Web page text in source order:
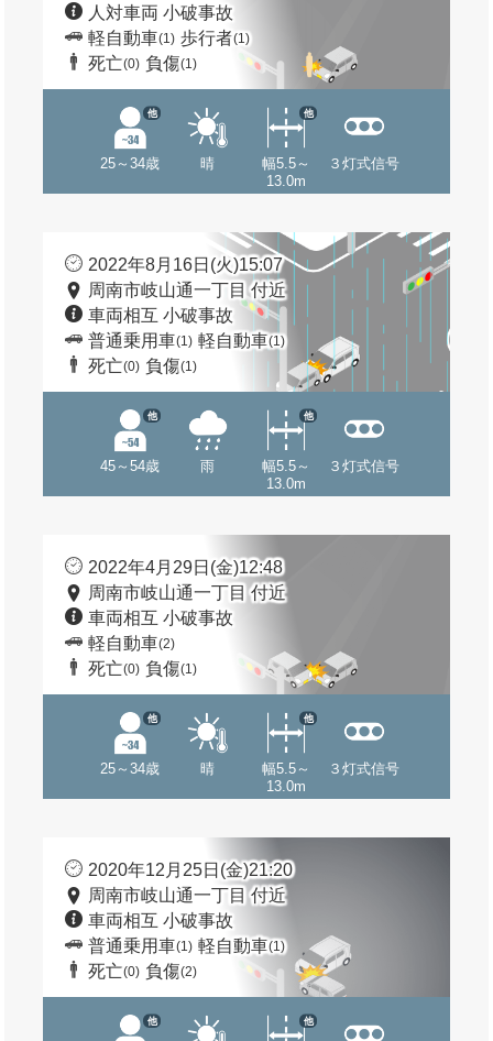
人対車両 小破事故
軽自動車(1) 歩行者(1)
死亡(0) 負傷(1)
25～34歳
他
晴
幅5.5～
13.0m
他
３灯式信号
2022年8月16日(火)15:07
周南市岐山通一丁目 付近
車両相互 小破事故
普通乗用車(1) 軽自動車(1)
死亡(0) 負傷(1)
45～54歳
他
雨
幅5.5～
13.0m
他
３灯式信号
2022年4月29日(金)12:48
周南市岐山通一丁目 付近
車両相互 小破事故
軽自動車(2)
死亡(0) 負傷(1)
25～34歳
他
晴
幅5.5～
13.0m
他
３灯式信号
2020年12月25日(金)21:20
周南市岐山通一丁目 付近
車両相互 小破事故
普通乗用車(1) 軽自動車(1)
死亡(0) 負傷(2)
他 他